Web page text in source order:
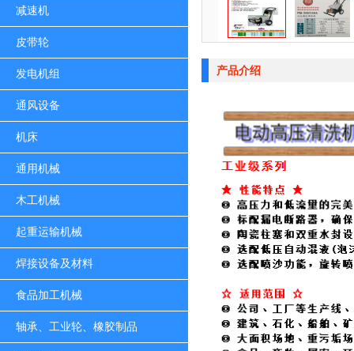
减速机
皮带轮
发电机组
通风设备
机床
通用机械
木工机械
起重运输机械
焊接设备及材料
食品加工机械
轴承、工业轮、橡胶制品
产品介绍